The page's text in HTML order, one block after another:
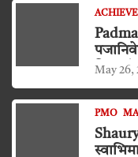
किया
May 26,
PMO